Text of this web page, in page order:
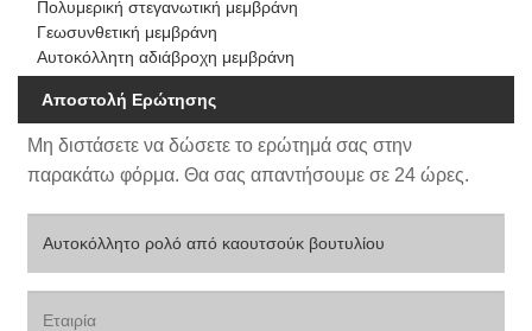
Πολυμερική στεγανωτική μεμβράνη
Γεωσυνθετική μεμβράνη
Αυτοκόλλητη αδιάβροχη μεμβράνη
Αποστολή Ερώτησης
Μη διστάσετε να δώσετε το ερώτημά σας στην
παρακάτω φόρμα. Θα σας απαντήσουμε σε 24 ώρες.